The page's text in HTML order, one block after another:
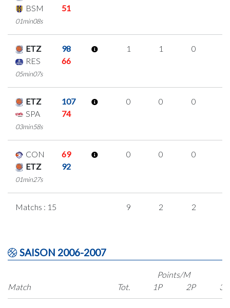
BSM
51
01min08s
ETZ
98
RES
66
05min07s
1 1 0
ETZ
107
SPA
74
03min58s
0 0 0
CON
69
ETZ
92
01min27s
0 0 0
Matchs : 15 9 2 2
SAISON 2006-2007
Match
Points/M
Tot.
1P 2P 3P